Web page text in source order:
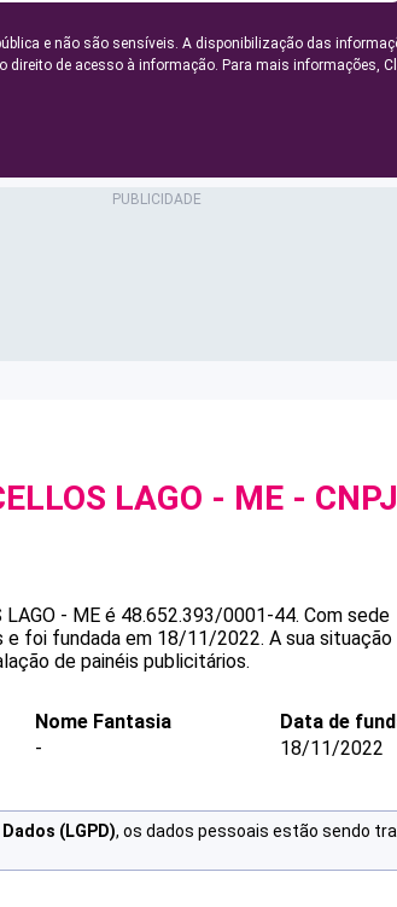
e não são sensíveis. A disponibilização das
direito de acesso à informação. Para mais informações,
LAGO - ME - CNPJ
LAGO - ME é 48.652.393/0001-44. Com sede
e foi fundada em 18/11/2022. A sua situação
de painéis publicitários.
Nome Fantasia
-
Data de
18/11/2022
(LGPD), os dados pessoais estão sendo